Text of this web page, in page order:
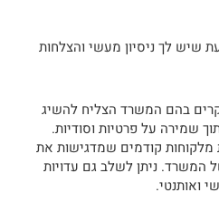
שיש לך ניסיון מעשי והצלחות
בהם המשרד הצליח להשיג
שמירה על פרטיות וסודיות.
מלקוחות קודמים שמדגישות את
המשרד. ניתן לשלב גם עדויות
ואותנטי.